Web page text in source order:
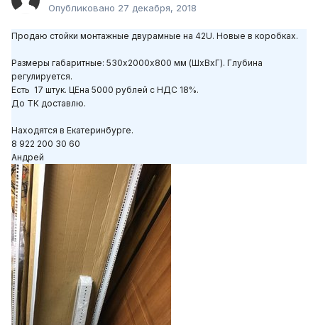
Опубликовано 27 декабря, 2018
Продаю стойки монтажные двурамные на 42U. Новые в коробках.
Размеры габаритные: 530х2000х800 мм (ШхВхГ). Глубина
регулируется.
Есть 17 штук. ЦЕна 5000 рублей с НДС 18%.
До ТК доставлю.
Находятся в Екатеринбурге.
8 922 200 30 60
Андрей